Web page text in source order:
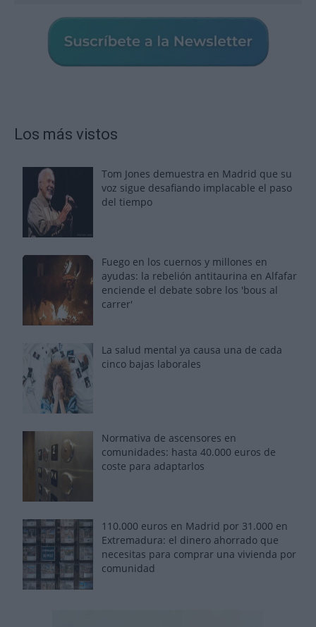
Los más vistos
Tom Jones demuestra en Madrid que su
voz sigue desafiando implacable el paso
del tiempo
Fuego en los cuernos y millones en
ayudas: la rebelión antitaurina en Alfafar
enciende el debate sobre los 'bous al
carrer'
La salud mental ya causa una de cada
cinco bajas laborales
Normativa de ascensores en
comunidades: hasta 40.000 euros de
coste para adaptarlos
110.000 euros en Madrid por 31.000 en
Extremadura: el dinero ahorrado que
necesitas para comprar una vivienda por
comunidad